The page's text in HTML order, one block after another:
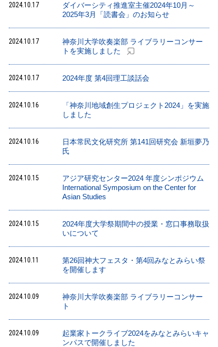
2024.10.17
ダイバーシティ推進室主催2024年10月～
2025年3月「読書会」のお知らせ
2024.10.17
神奈川大学吹奏楽部 ライブラリーコンサー
トを実施しました
2024.10.17 2024年度 第4回理工談話会
2024.10.16
「神奈川地域創生プロジェクト2024」を実施
しました
2024.10.16
日本常民文化研究所 第141回研究会 新垣夢乃
氏
2024.10.15
アジア研究センター2024 年度シンポジウム
International Symposium on the Center for
Asian Studies
2024.10.15
2024年度大学祭期間中の授業・窓口事務取扱
いについて
2024.10.11
第26回神大フェスタ・第4回みなとみらい祭
を開催します
2024.10.09
神奈川大学吹奏楽部 ライブラリーコンサー
ト
2024.10.09
起業家トークライブ2024をみなとみらいキャ
ンパスで開催しました